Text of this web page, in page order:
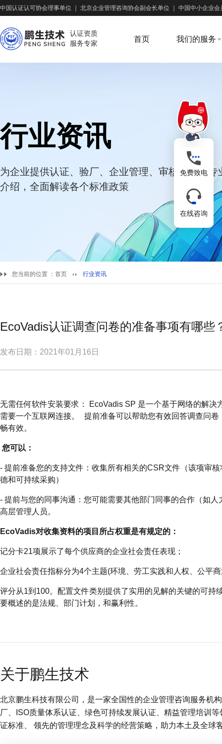
中国认证认可协会理事单位 北京企业管理咨询协会副会长单位 中国中小企业会
认证资质
服务专家
首页 我们的服务
行业资讯
为企业提供认证、验厂、企业管理、审核培训等专
介绍，全面解读各个标准政策
您当前的位置 ： 首页 行业资讯
EcoVadis认证调查问卷的准备事项有哪些
发布日期：2021年01月16日
无需任何软件安装要求： EcoVadis SP 是一个基于网络的解决
需要一个互联网连接。 提前准备可以帮助您有效回答调查问
畅有效。
您可以：
- 提前准备您的支持文件：收集所有相关的CSR文件（该项审
德和可持续采购）
- 提前与您的同事沟通：您可能需要其他部门同事的合作（如
高层管理人员。
EcoVadis对收集资料的项目所占权重是有规定的：
记分卡21项展示了每个供应商的企业社会责任表现；
企业社会责任指标分为4个主题(环境、劳工实践和人权、公平
评分从1到100。配置文件类别提供了实用的见解的关键的可持
要概述的是法规、部门计划，和赢利性。
关于鹏生技术
北京鹏生科技有限公司，是一家全国性的企业管理咨询服务机
厂、ISO质量体系认证、绿色可持续发展认证、精益管理培训
证标准、 领先的管理理念及科学的经营策略，助力本土及全球
免费致电
在线咨询